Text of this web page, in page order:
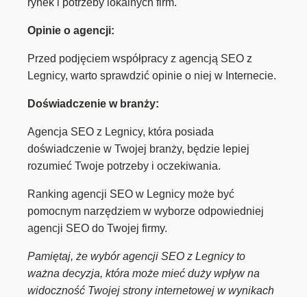
rynek i potrzeby lokalnych firm.
Opinie o agencji:
Przed podjęciem współpracy z agencją SEO z
Legnicy, warto sprawdzić opinie o niej w Internecie.
Doświadczenie w branży:
Agencja SEO z Legnicy, która posiada
doświadczenie w Twojej branży, będzie lepiej
rozumieć Twoje potrzeby i oczekiwania.
Ranking agencji SEO w Legnicy może być
pomocnym narzędziem w wyborze odpowiedniej
agencji SEO do Twojej firmy.
Pamiętaj, że wybór agencji SEO z Legnicy to
ważna decyzja, która może mieć duży wpływ na
widoczność Twojej strony internetowej w wynikach